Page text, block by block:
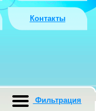
Контакты
Фильтрация